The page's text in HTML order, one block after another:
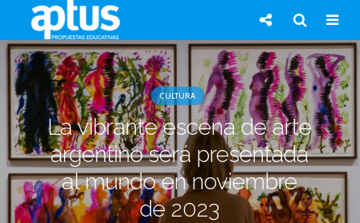
CULTURA
La vibrante escena de arte
argentino será presentada
al mundo en noviembre
de 2023